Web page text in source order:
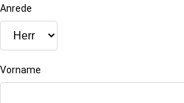
Anrede
Vorname